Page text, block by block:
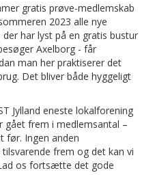
gratis prøve-medlemskab
2023 alle nye
har lyst på en gratis bustur
Axelborg - får
man her praktiserer det
Det bliver både hyggeligt
Jylland eneste lokalforening
gået frem i medlemsantal –
før. Ingen anden
frem og det kan vi
os fortsætte det gode